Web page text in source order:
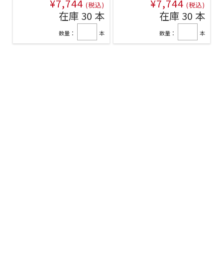
¥7,744 (税込)
在庫 30 本
数量： 本
¥7,744 (税込)
在庫 30 本
数量： 本